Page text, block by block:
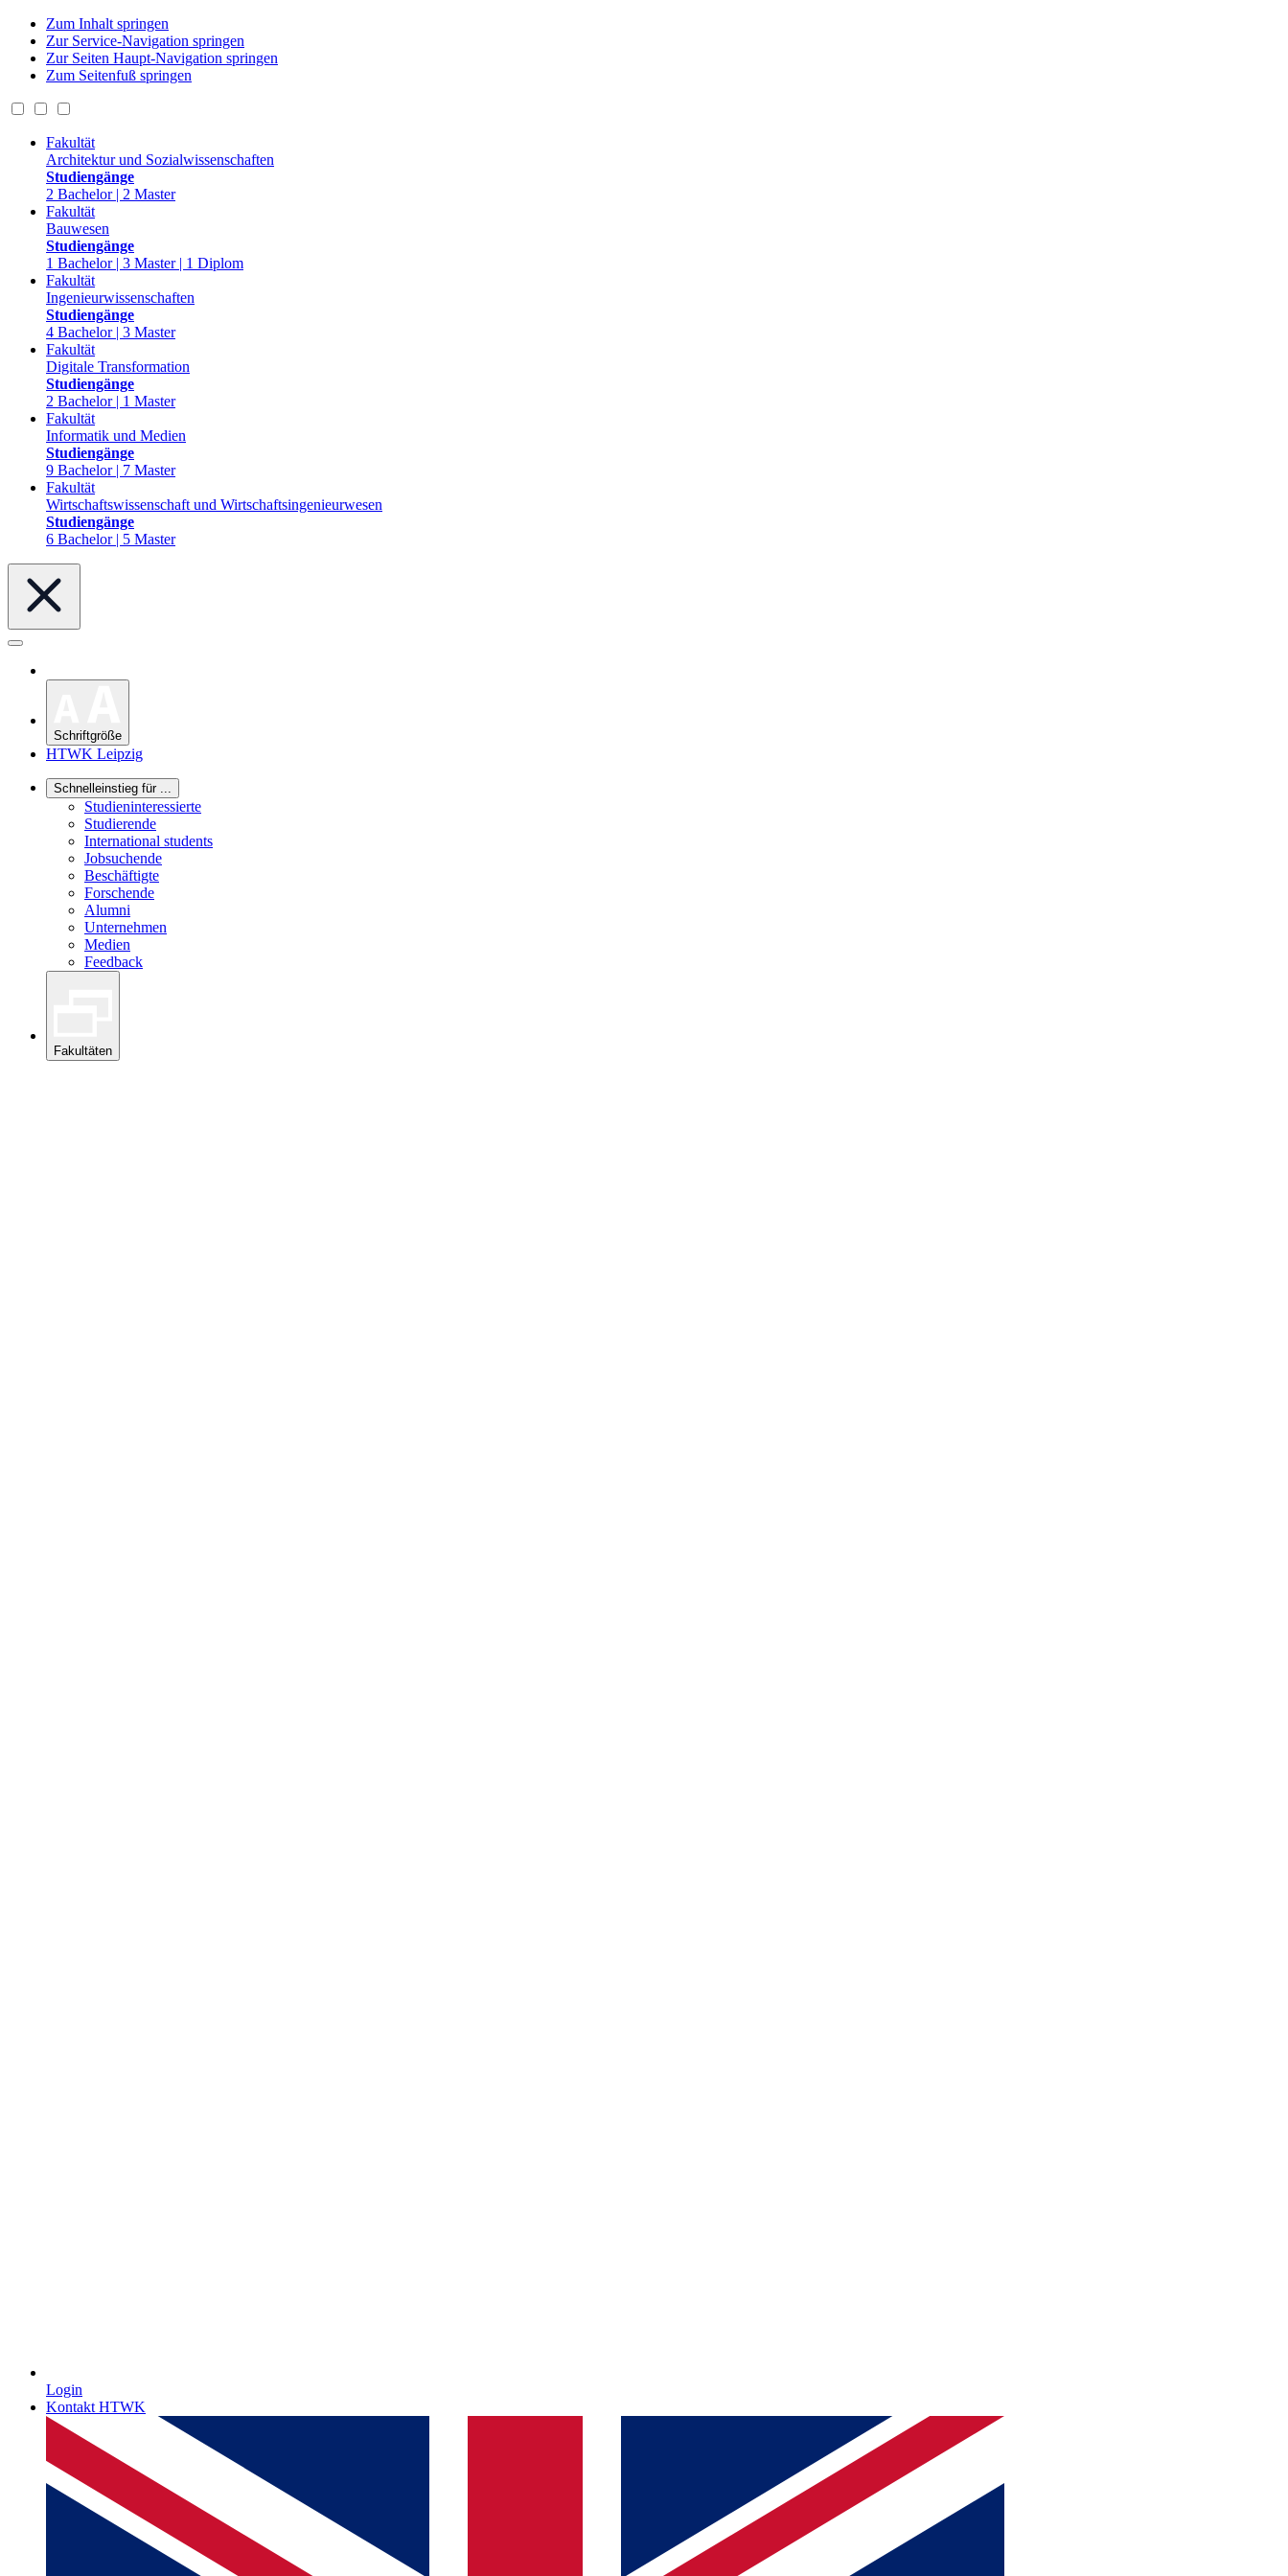
Zum Inhalt springen
Zur Service-Navigation springen
Zur Seiten Haupt-Navigation springen
Zum Seitenfuß springen
Fakultät
Architektur und Sozialwissenschaften
Studiengänge
2 Bachelor | 2 Master
Fakultät
Bauwesen
Studiengänge
1 Bachelor | 3 Master | 1 Diplom
Fakultät
Ingenieurwissenschaften
Studiengänge
4 Bachelor | 3 Master
Fakultät
Digitale Transformation
Studiengänge
2 Bachelor | 1 Master
Fakultät
Informatik und Medien
Studiengänge
9 Bachelor | 7 Master
Fakultät
Wirtschaftswissenschaft und Wirtschaftsingenieurwesen
Studiengänge
6 Bachelor | 5 Master
Schriftgröße
HTWK Leipzig
Schnelleinstieg für ...
Studieninteressierte
Studierende
International students
Jobsuchende
Beschäftigte
Forschende
Alumni
Unternehmen
Medien
Feedback
Fakultäten
Login
Kontakt HTWK